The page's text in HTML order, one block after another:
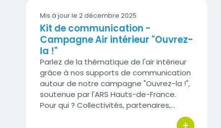
Mis à jour le 2 décembre 2025
Kit de communication -
Campagne Air intérieur "Ouvrez-
la !"
Parlez de la thématique de l'air intérieur
grâce à nos supports de communication
autour de notre campagne "Ouvrez-la !",
soutenue par l'ARS Hauts-de-France.
Pour qui ? Collectivités, partenaires,…